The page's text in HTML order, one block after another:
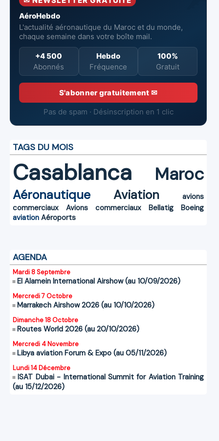
AéroHebdo
L'actualité aéronautique du Maroc et du monde,
chaque semaine dans votre boîte mail.
+4 500
Abonnés
Hebdo
Fréquence
100%
Gratuit
S'abonner gratuitement ✉
Pas de spam · Désinscription en 1 clic
TAGS DU MOIS
Casablanca Maroc
Aéronautique Aviation
avions
commerciaux
Avions commerciaux Bellatig
Boeing
aviation Aéroports
AGENDA
Mardi 8 Septembre
El Alamein International Airshow (au 10/09/2026)
Mercredi 7 Octobre
Marrakech Airshow 2026 (au 10/10/2026)
Dimanche 18 Octobre
Routes World 2026 (au 20/10/2026)
Mercredi 4 Novembre
Libya aviation Forum & Expo (au 05/11/2026)
Lundi 14 Décembre
ISAT Dubai - International Summit for Aviation Training
(au 15/12/2026)